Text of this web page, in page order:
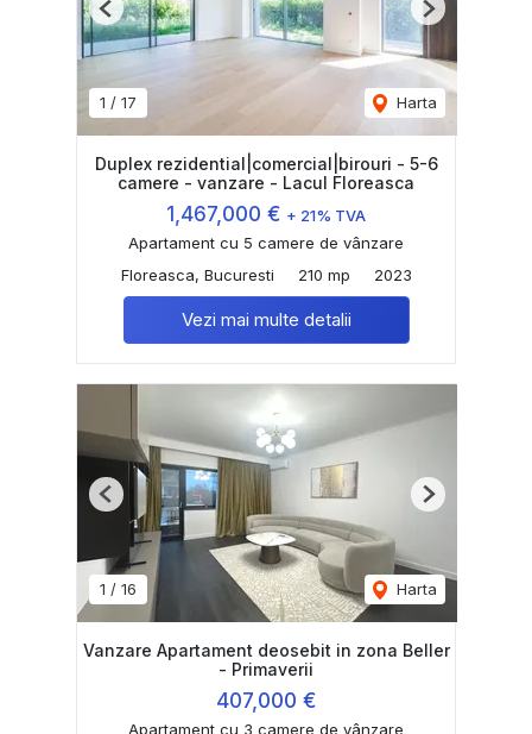
1 / 17 Harta
Previous Next
Duplex rezidential|comercial|birouri - 5-6
camere - vanzare - Lacul Floreasca
1,467,000 € + 21% TVA
Apartament cu 5 camere de vânzare
Floreasca, Bucuresti
210 mp 2023
Vezi mai multe detalii
1 / 16 Harta
Previous Next
Vanzare Apartament deosebit in zona Beller
- Primaverii
407,000 €
Apartament cu 3 camere de vânzare